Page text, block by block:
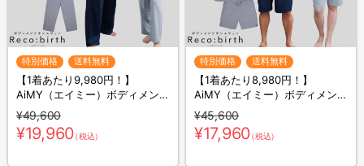
特別価格 送料無料
【1着あたり9,980円！】
AiMY（エイミー）ボディメンテ
ナンスウェア リカバース／長袖
長ズボン／2着セット／上下セ
ット／リカバリーウェア
¥49,600
¥19,960（税込）
特別価格 送料無料
【1着あたり8,980円！】
AiMY（エイミー）ボディメンテ
ナンスウェア リカバース／半袖
半ズボン／2着セット／上下セ
ット／リカバリーウェア
¥45,600
¥17,960（税込）